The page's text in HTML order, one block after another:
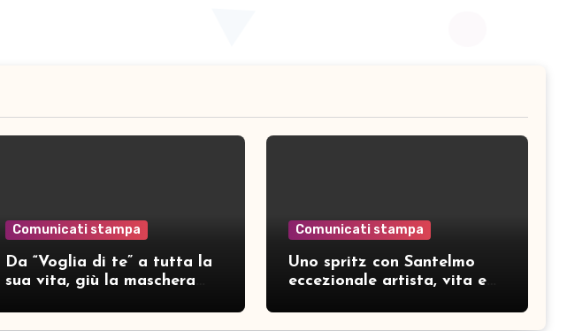
Comunicati stampa
Da “Voglia di te” a tutta la
sua vita, giù la maschera
Comunicati stampa
Uno spritz con Santelmo
eccezionale artista, vita e
ridere” (acoustic version)